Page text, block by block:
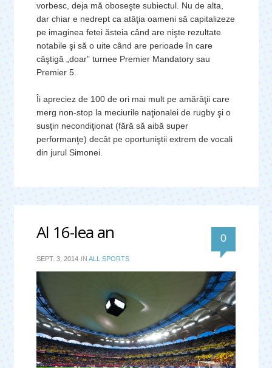
vorbesc, deja mă oboseşte subiectul. Nu de alta,
dar chiar e nedrept ca atâţia oameni să capitalizeze
pe imaginea fetei ăsteia când are nişte rezultate
notabile şi să o uite când are perioade în care
câştigă „doar” turnee Premier Mandatory sau
Premier 5.
Îi apreciez de 100 de ori mai mult pe amărâţii care
merg non-stop la meciurile naţionalei de rugby şi o
susţin necondiţionat (fără să aibă super
performanţe) decât pe oportuniştii extrem de vocali
din jurul Simonei.
Al 16-lea an 0
SEPT. 3, 2014 IN ALL SPORTS